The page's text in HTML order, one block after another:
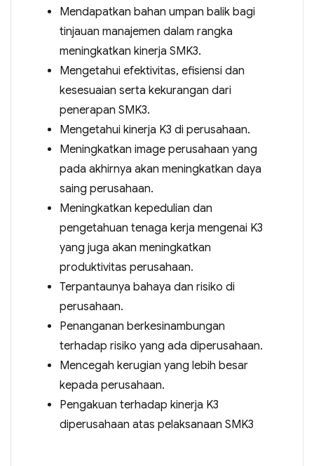
Mendapatkan bahan umpan balik bagi
tinjauan manajemen dalam rangka
meningkatkan kinerja SMK3.
Mengetahui efektivitas, efisiensi dan
kesesuaian serta kekurangan dari
penerapan SMK3.
Mengetahui kinerja K3 di perusahaan.
Meningkatkan image perusahaan yang
pada akhirnya akan meningkatkan daya
saing perusahaan.
Meningkatkan kepedulian dan
pengetahuan tenaga kerja mengenai K3
yang juga akan meningkatkan
produktivitas perusahaan.
Terpantaunya bahaya dan risiko di
perusahaan.
Penanganan berkesinambungan
terhadap risiko yang ada diperusahaan.
Mencegah kerugian yang lebih besar
kepada perusahaan.
Pengakuan terhadap kinerja K3
diperusahaan atas pelaksanaan SMK3